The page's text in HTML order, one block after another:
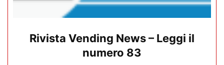
Rivista Vending News – Leggi il
numero 83